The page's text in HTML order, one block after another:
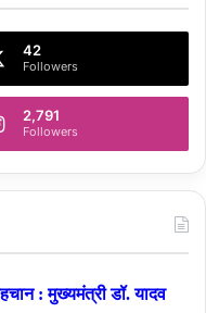
42
Followers
2,791
Followers